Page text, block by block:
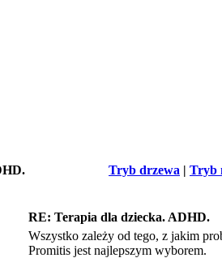
Tryb drzewa | Tryb
RE: Terapia dla dziecka. ADHD.
Wszystko zależy od tego, z jakim
Promitis jest najlepszym wyborem.